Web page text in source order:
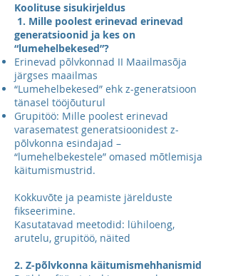
Koolituse sisukirjeldus
1. Mille poolest erinevad erinevad
generatsioonid ja kes on
“lumehelbekesed”?
Erinevad põlvkonnad II Maailmasõja
järgses maailmas
“Lumehelbekesed” ehk z-generatsioon
tänasel tööjõuturul
Grupitöö: Mille poolest erinevad
varasematest generatsioonidest z-
põlvkonna esindajad –
“lumehelbekestele” omased mõtlemisja
käitumismustrid.
Kokkuvõte ja peamiste järelduste
fikseerimine.
Kasutatavad meetodid: lühiloeng,
arutelu, grupitöö, näited
2. Z-põlvkonna käitumismehhanismid